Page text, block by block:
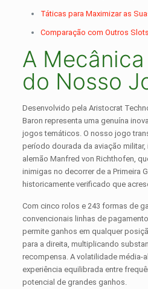
Táticas para Maximizar as
Comparação com Outros
A
do Nosso
Desenvolvido pela Aristocrat
Baron representa uma genuína
jogos temáticos. O nosso jogo
período dourada da aviação
alemão Manfred von Richthofen,
inimigas no decorrer de a Primeira
historicamente verificado que
Com cinco rolos e 243 formas de
convencionais linhas de
permite ganhos em qualquer
para a direita, multiplicando
recompensa. A volatilidade média-
experiência equilibrada entre
potencial de grandes ganhos.